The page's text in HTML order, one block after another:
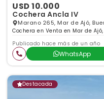
USD 10.000
Cochera Ancla IV
Marano 265, Mar de Ajó,
Cochera en Venta en Mar de
Publicado hace más de un año
WhatsApp
Destacada